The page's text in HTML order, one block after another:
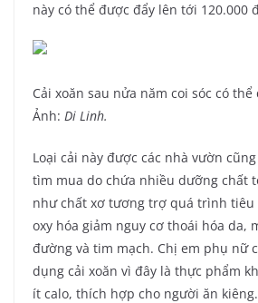
này có thể được đẩy lên tới 120.000
Cải xoăn sau nửa năm coi sóc có
Ảnh: Di Linh.
Loại cải này được các nhà vườn
tìm mua do chứa nhiều dưỡng chất
như chất xơ tương trợ quá trình tiêu
oxy hóa giảm nguy cơ thoái hóa da,
đường và tim mạch. Chị em phụ nữ
dụng cải xoăn vì đây là thực phẩm
ít calo, thích hợp cho người ăn kiêng.